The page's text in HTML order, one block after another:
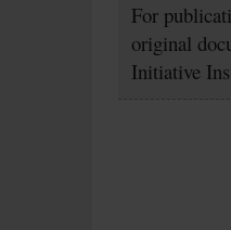
For
original
Initiative